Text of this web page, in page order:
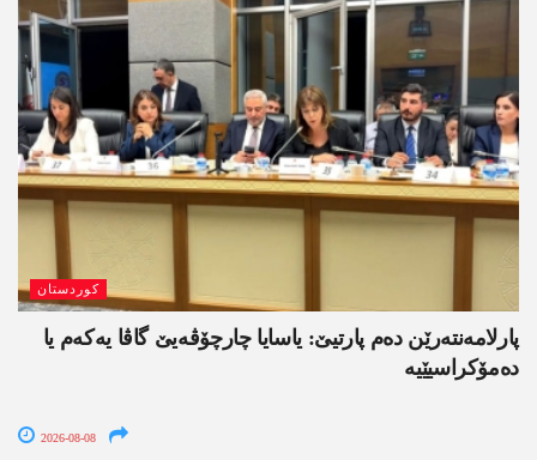
کوردستان
پارلامەنتەرێن دەم پارتیێ: یاسایا چارچۆڤەیێ گاڤا یەکەم یا
دەمۆکراسیێیە
2026-08-08